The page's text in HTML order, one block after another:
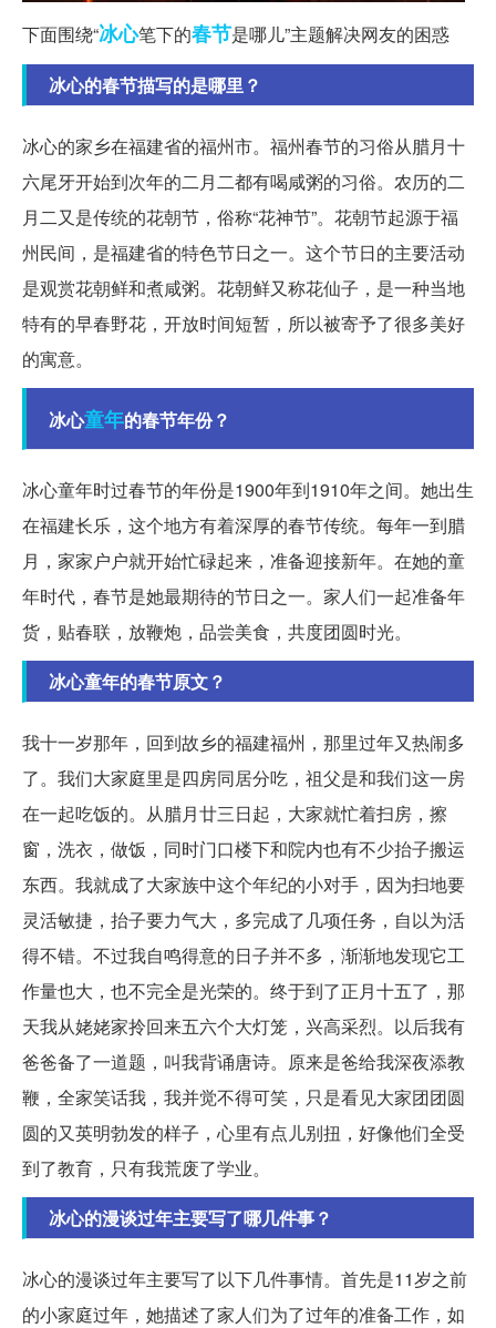
下面围绕“冰心笔下的春节是哪儿”主题解决网友的困惑
冰心的春节描写的是哪里？
冰心的家乡在福建省的福州市。福州春节的习俗从腊月十
六尾牙开始到次年的二月二都有喝咸粥的习俗。农历的二
月二又是传统的花朝节，俗称“花神节”。花朝节起源于福
州民间，是福建省的特色节日之一。这个节日的主要活动
是观赏花朝鲜和煮咸粥。花朝鲜又称花仙子，是一种当地
特有的早春野花，开放时间短暂，所以被寄予了很多美好
的寓意。
冰心童年的春节年份？
冰心童年时过春节的年份是1900年到1910年之间。她出生
在福建长乐，这个地方有着深厚的春节传统。每年一到腊
月，家家户户就开始忙碌起来，准备迎接新年。在她的童
年时代，春节是她最期待的节日之一。家人们一起准备年
货，贴春联，放鞭炮，品尝美食，共度团圆时光。
冰心童年的春节原文？
我十一岁那年，回到故乡的福建福州，那里过年又热闹多
了。我们大家庭里是四房同居分吃，祖父是和我们这一房
在一起吃饭的。从腊月廿三日起，大家就忙着扫房，擦
窗，洗衣，做饭，同时门口楼下和院内也有不少抬子搬运
东西。我就成了大家族中这个年纪的小对手，因为扫地要
灵活敏捷，抬子要力气大，多完成了几项任务，自以为活
得不错。不过我自鸣得意的日子并不多，渐渐地发现它工
作量也大，也不完全是光荣的。终于到了正月十五了，那
天我从姥姥家拎回来五六个大灯笼，兴高采烈。以后我有
爸爸备了一道题，叫我背诵唐诗。原来是爸给我深夜添教
鞭，全家笑话我，我并觉不得可笑，只是看见大家团团圆
圆的又英明勃发的样子，心里有点儿别扭，好像他们全受
到了教育，只有我荒废了学业。
冰心的漫谈过年主要写了哪几件事？
冰心的漫谈过年主要写了以下几件事情。首先是11岁之前
的小家庭过年，她描述了家人们为了过年的准备工作，如